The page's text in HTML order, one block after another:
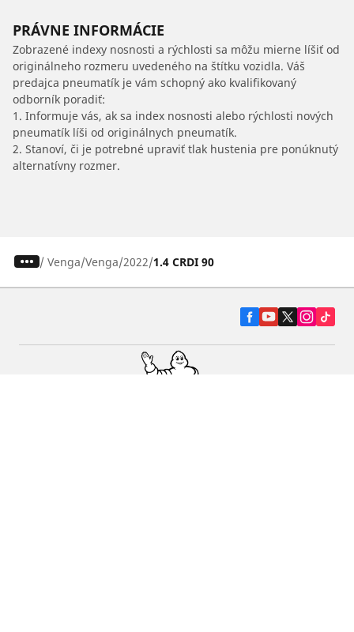
PRÁVNE INFORMÁCIE
Zobrazené indexy nosnosti a rýchlosti sa môžu mierne líšiť od
originálneho rozmeru uvedeného na štítku vozidla. Váš
predajca pneumatík je vám schopný ako kvalifikovaný
odborník poradiť:
1. Informuje vás, ak sa index nosnosti alebo rýchlosti nových
pneumatík líši od originálnych pneumatík.
2. Stanoví, či je potrebné upraviť tlak hustenia pre ponúknutý
alternatívny rozmer.
/ Venga Venga 2022 1.4 CRDI 90